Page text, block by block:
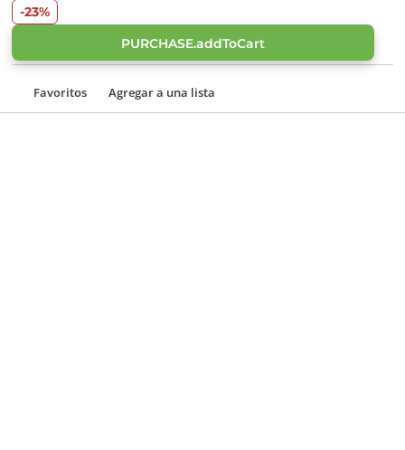
-23%
PURCHASE.addToCart
Favoritos Agregar a una lista